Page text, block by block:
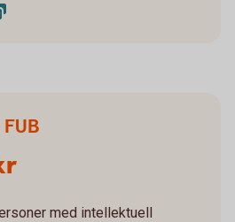
med intellektuell